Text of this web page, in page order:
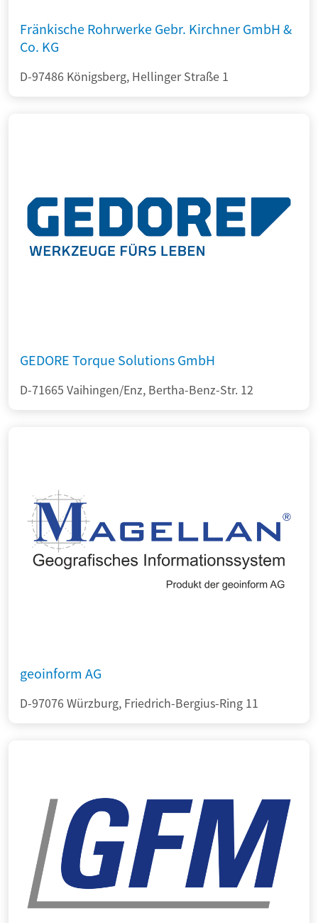
Fränkische Rohrwerke Gebr. Kirchner GmbH &
Co. KG
D-97486 Königsberg, Hellinger Straße 1
GEDORE Torque Solutions GmbH
D-71665 Vaihingen/Enz, Bertha-Benz-Str. 12
geoinform AG
D-97076 Würzburg, Friedrich-Bergius-Ring 11